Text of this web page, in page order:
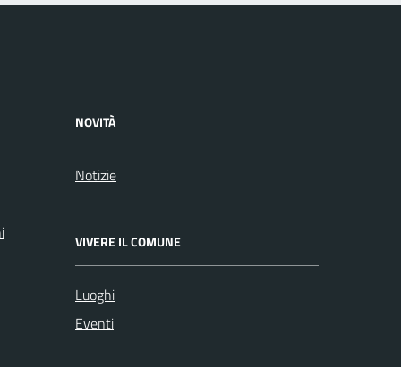
NOVITÀ
Notizie
VIVERE IL COMUNE
Luoghi
Eventi